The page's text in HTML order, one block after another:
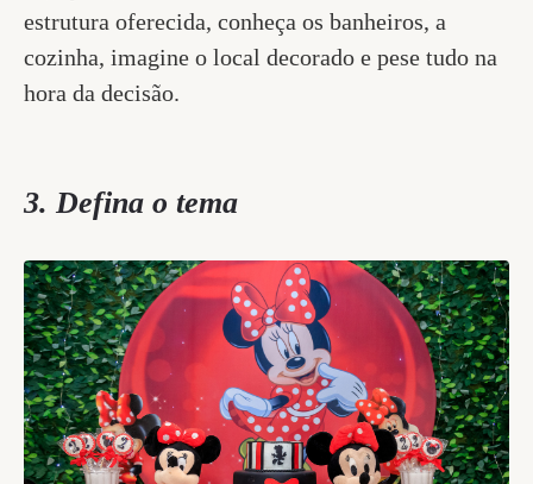
estrutura oferecida, conheça os banheiros, a
cozinha, imagine o local decorado e pese tudo na
hora da decisão.
3. Defina o tema